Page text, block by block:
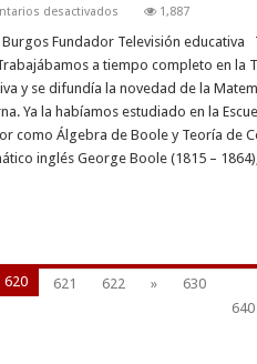
desactivadosen
incontenibles
1,887
Burgos Fundador Televisión educativa
a tiempo completo en la
y se difundía la novedad de la
Ya la habíamos estudiado en la
como Álgebra de Boole y Teoría de
inglés George Boole (1815 –
620 621 622 »
630
640